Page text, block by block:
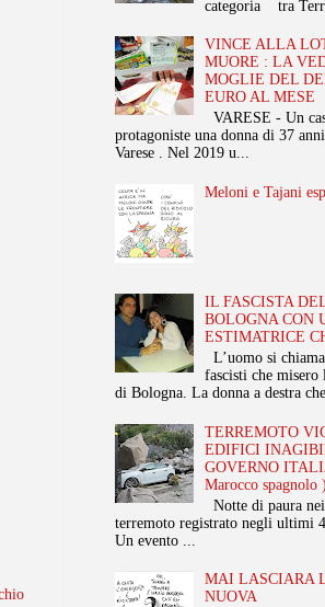
categoria tra
VINCE ALLA
MUORE : LA
MOGLIE DEL
EURO AL MESE
VARESE - Un
protagoniste una donna di 37
Varese . Nel 2019 u...
Meloni e Tajani
IL FASCISTA
BOLOGNA CON
ESTIMATRICE
L’uomo si
fascisti che misero
di Bologna. La donna a destra
TERREMOTO
EDIFICI
GOVERNO
Marocco spagnolo )
Notte di paura
terremoto registrato negli ultimi
Un evento ...
MAI LASCIARA
NUOVA